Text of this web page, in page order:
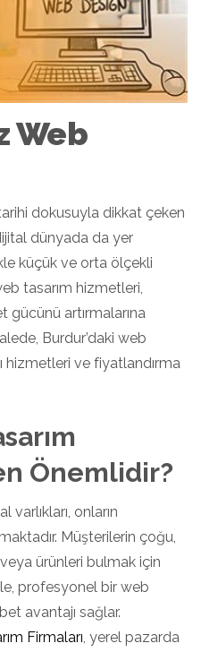
Web
dokusuyla dikkat çeken
dünyada da yer
küçük ve orta ölçekli
tasarım hizmetleri,
gücünü artırmalarına
Burdur’daki web
hizmetleri ve fiyatlandırma
Önemlidir?
onların
Müşterilerin çoğu,
ürünleri bulmak için
profesyonel bir web
avantajı sağlar.
Firmaları , yerel pazarda